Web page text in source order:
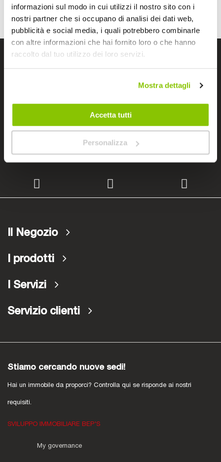
informazioni sul modo in cui utilizzi il nostro sito con i
nostri partner che si occupano di analisi dei dati web,
pubblicità e social media, i quali potrebbero combinarle
con altre informazioni che hai fornito loro o che hanno
raccolto dal tuo utilizzo dei loro servizi.
Mostra dettagli
Accetta tutti
Personalizza
Cerchiamo immobili
Lavora con noi
Il Negozio
I prodotti
I Servizi
Servizio clienti
Stiamo cercando nuove sedi!
Hai un immobile da proporci? Controlla qui se risponde ai nostri
requisiti.
SVILUPPO IMMOBILIARE BEP'S
My governance